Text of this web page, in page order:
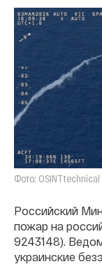
Фото: OSINTtechnical
Российский
пожар на
9243148).
украинские